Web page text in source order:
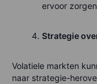
ervoor zorgen
Strategie
Volatiele markten
naar strategie-